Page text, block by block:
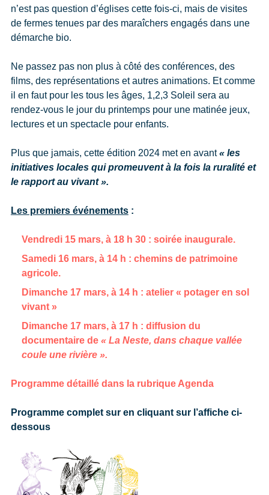
n’est pas question d’églises cette fois-ci, mais de visites
de fermes tenues par des maraîchers engagés dans une
démarche bio.
Ne passez pas non plus à côté des conférences, des
films, des représentations et autres animations. Et comme
il en faut pour les tous les âges, 1,2,3 Soleil sera au
rendez-vous le jour du printemps pour une matinée jeux,
lectures et un spectacle pour enfants.
Plus que jamais, cette édition 2024 met en avant« les
initiatives locales qui promeuvent à la fois la ruralité et
le rapport au vivant ».
Les premiers événements:
Vendredi 15 mars, à 18 h 30 : soirée inaugurale.
Samedi 16 mars, à 14 h : chemins de patrimoine
agricole.
Dimanche 17 mars, à 14 h : atelier « potager en sol
vivant »
Dimanche 17 mars, à 17 h : diffusion du
documentaire de « La Neste, dans chaque vallée
coule une rivière ».
Programme détaillé dans la rubrique Agenda
Programme complet sur en cliquant sur l’affiche ci-
dessous